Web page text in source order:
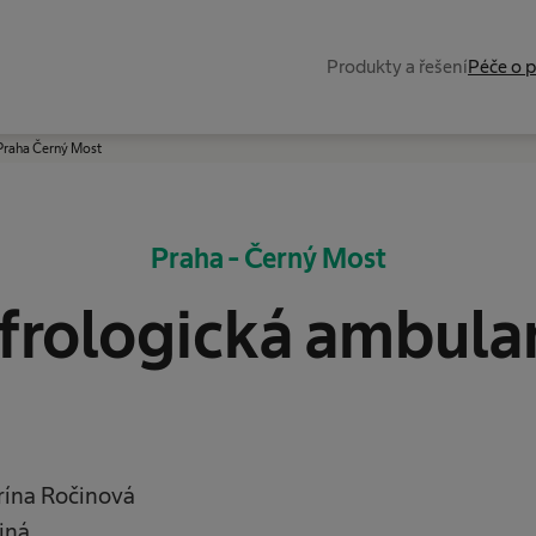
Produkty a řešeníPéče o
Černý Most
Praha - Černý Most
Ročinová